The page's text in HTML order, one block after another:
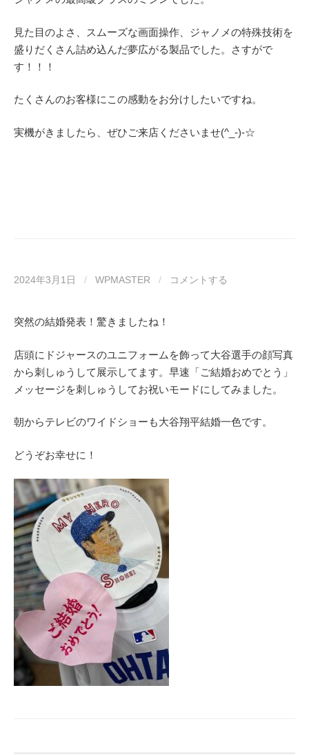
見た目のよさ、スムーズな画面操作、ジャノメの特殊技術を
盛りだくさん詰め込んだ夢広がる製品でした。さすがで
す！！！
たくさんのお客様にこの感動をお分けしたいですね。
実機がきましたら、ぜひご来店くださいませ(^_-)-☆
2024年3月1日 / WPMASTER / コメントする
突然の結婚発表！驚きましたね！
店頭にドジャースのユニフォームを飾って大谷選手の顔写真
から刺しゅうして展示してます。早速「ご結婚おめでとう」
メッセージを刺しゅうしてお祝いモードにしてみました。
朝からテレビのワイドショーも大谷翔平結婚一色です。
どうぞお幸せに！